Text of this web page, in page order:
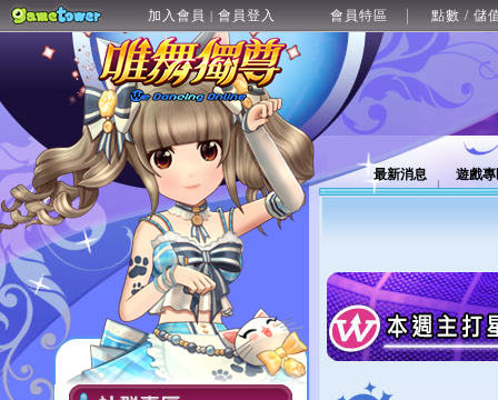
加入會員 | 會員登入 會員特區 點數 / 儲
最新消息 遊戲